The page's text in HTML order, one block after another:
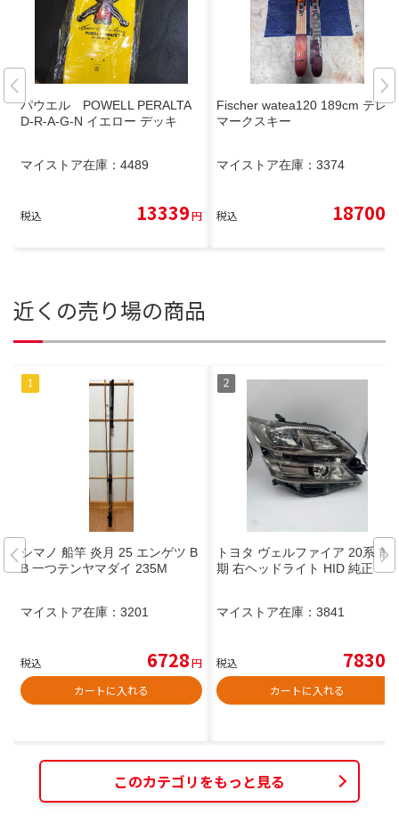
パウエル POWELL PERALTA
D-R-A-G-N イエロー デッキ
マイストア在庫： 4489
税込 13339円
Fischer watea120 189cm テレ
マークスキー
マイストア在庫： 3374
税込 18700
近くの売り場の商品
シマノ 船竿 炎月 25 エンゲツ B
B 一つテンヤマダイ 235M
マイストア在庫： 3201
税込 6728円
カートに入れる
トヨタ ヴェルファイア 20系 前
期 右ヘッドライト HID 純正
マイストア在庫： 3841
税込 7830
カートに入れる
このカテゴリをもっと見る